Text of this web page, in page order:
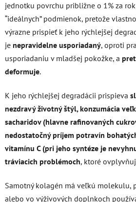
jednotku povrchu približne o 1% za
“ideálnych” podmienok, pretože
výrazne prispieť k jeho rýchlejšej
je nepravidelne usporiadaný, oproti
usporiadaniu v mladšej pokožke, a
deformuje.
K jeho rýchlejšej degradácii prispieva
nezdravý životný štýl, konzumácia
sacharidov (hlavne rafinovaných
nedostatočný príjem potravín
vitamínu C (pri jeho syntéze je
tráviacich problémoch, ktoré
Samotný kolagén má veľkú molekulu,
alebo vo výživových doplnkoch